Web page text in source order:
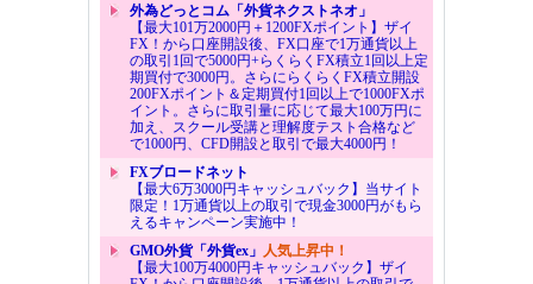
外為どっとコム「外貨ネクストネオ」
【最大101万2000円＋1200FXポイント】ザイ
FX！から口座開設後、FX口座で1万通貨以上
の取引1回で5000円+らくらくFX積立1回以上定
期買付で3000円。さらにらくらくFX積立開設
200FXポイント＆定期買付1回以上で1000FXポ
イント。さらに取引量に応じて最大100万円に
加え、スクール受講と理解度テスト合格など
で1000円、CFD開設と取引で最大4000円！
FXブロードネット
【最大6万3000円キャッシュバック】当サイト
限定！1万通貨以上の取引で現金3000円がもら
えるキャンペーン実施中！
GMO外貨「外貨ex」 人気上昇中！
【最大100万4000円キャッシュバック】ザイ